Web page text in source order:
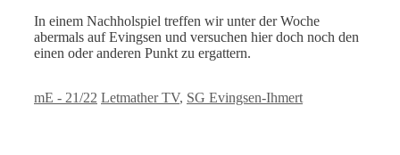
In einem Nachholspiel treffen wir unter der Woche
abermals auf Evingsen und versuchen hier doch noch den
einen oder anderen Punkt zu ergattern.
Kategorien
mE - 21/22 Schlagwörter
Letmather TV, SG Evingsen-Ihmert